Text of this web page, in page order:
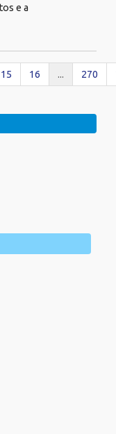
e a
15 16 ... 270